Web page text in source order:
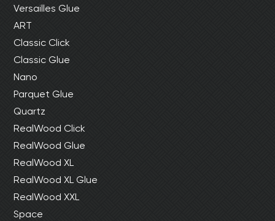
Versailles Glue
ART
Classic Click
Classic Glue
Nano
Parquet Glue
Quartz
RealWood Click
RealWood Glue
RealWood XL
RealWood XL Glue
RealWood XXL
Space